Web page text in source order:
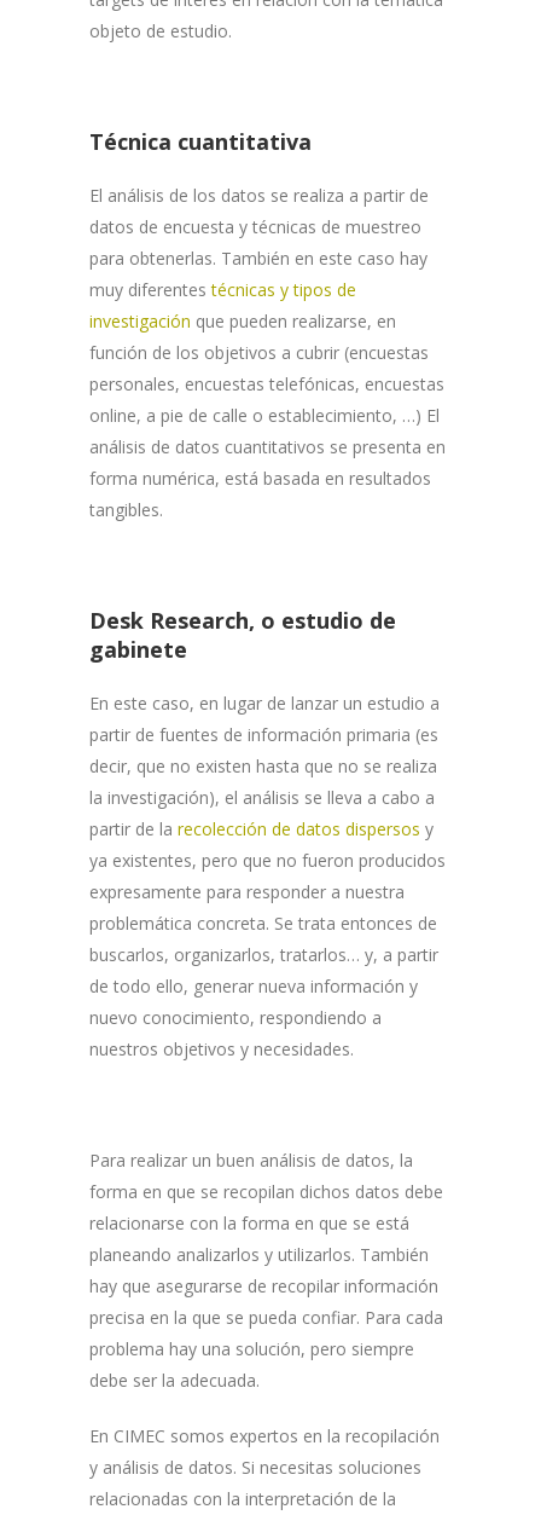
objeto de estudio.
Técnica cuantitativa
El análisis de los datos se realiza a partir de
datos de encuesta y técnicas de muestreo
para obtenerlas. También en este caso hay
muy diferentestécnicas y tipos de
investigación que pueden realizarse, en
función de los objetivos a cubrir (encuestas
personales, encuestas telefónicas, encuestas
online, a pie de calle o establecimiento, …) El
análisis de datos cuantitativos se presenta en
forma numérica, está basada en resultados
tangibles.
Desk Research, o estudio de
gabinete
En este caso, en lugar de lanzar un estudio a
partir de fuentes de información primaria (es
decir, que no existen hasta que no se realiza
la investigación), el análisis se lleva a cabo a
partir de la recolección de datos dispersos y
ya existentes, pero que no fueron producidos
expresamente para responder a nuestra
problemática concreta. Se trata entonces de
buscarlos, organizarlos, tratarlos… y, a partir
de todo ello, generar nueva información y
nuevo conocimiento, respondiendo a
nuestros objetivos y necesidades.
Para realizar un buen análisis de datos, la
forma en que se recopilan dichos datos debe
relacionarse con la forma en que se está
planeando analizarlos y utilizarlos. También
hay que asegurarse de recopilar información
precisa en la que se pueda confiar. Para cada
problema hay una solución, pero siempre
debe ser la adecuada.
En CIMEC somos expertos en la recopilación
y análisis de datos. Si necesitas soluciones
relacionadas con la interpretación de la